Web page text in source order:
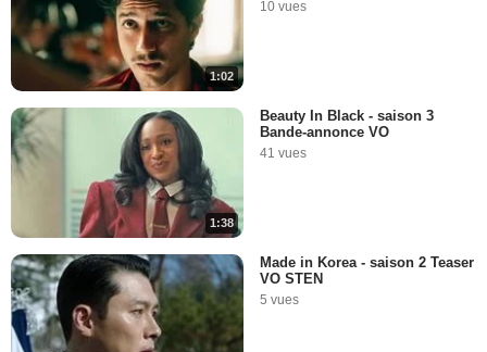
1:02
10 vues
1:38
Beauty In Black - saison 3
Bande-annonce VO
41 vues
Made in Korea - saison 2 Teaser
VO STEN
5 vues